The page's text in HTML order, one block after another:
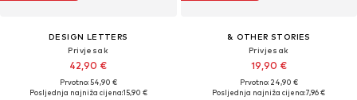
DESIGN LETTERS
Privjesak
42,90 €
Prvotno: 54,90 €
Posljednja najniža cijena:15,90 €
& OTHER STORIES
Privjesak
19,90 €
Prvotno: 24,90 €
Posljednja najniža cijena:7,96 €